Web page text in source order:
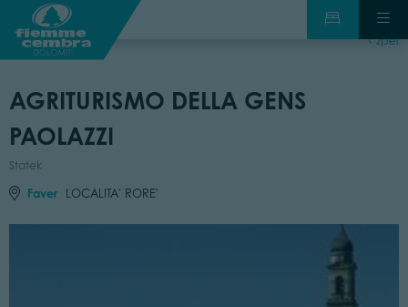
zpět
AGRITURISMO DELLA GENS
PAOLAZZI
Statek
Faver LOCALITA' RORE'